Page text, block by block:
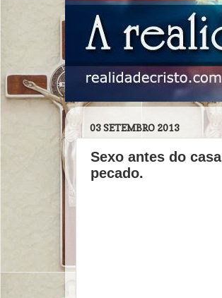
03 SETEMBRO 2013
Sexo antes do
pecado.